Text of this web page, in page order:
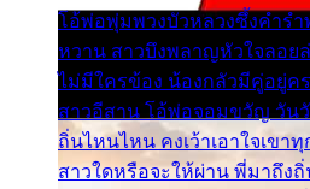
โอ้พ่อพุ่มพวงบัวหลวงซึ้งคำรำ
หวาน สาวบึงพลาญหัวใจลอย
ไม่มีใครข้อง น้องกลัวมีคู่อยู่ค
สาวอีสาน โอ้พ่อจอมขวัญ วัน
ถิ่นไหนไหน คงเว้าเอาใจเขา
สาวใดหรือจะให้ผ่าน พี่มาถึง